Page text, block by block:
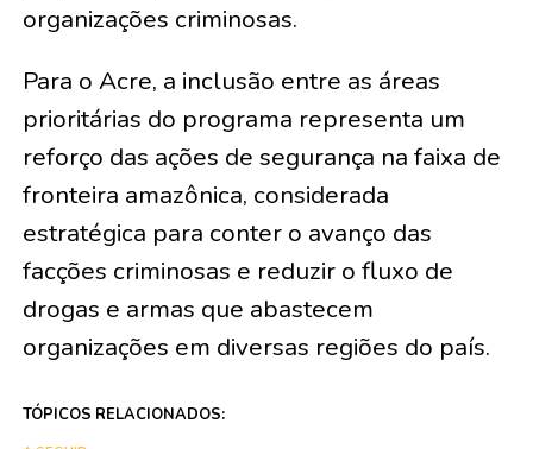
organizações criminosas.
Para o Acre, a inclusão entre as áreas
prioritárias do programa representa um
reforço das ações de segurança na faixa de
fronteira amazônica, considerada
estratégica para conter o avanço das
facções criminosas e reduzir o fluxo de
drogas e armas que abastecem
organizações em diversas regiões do país.
TÓPICOS RELACIONADOS: